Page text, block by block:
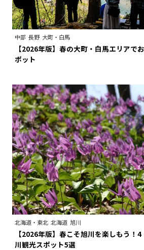
中部 長野 大町・白馬
【2026年版】春の大町・白馬エリアで
ポット
北海道・東北 北海道 旭川
【2026年版】春こそ旭川を楽しもう！
川観光スポット5選